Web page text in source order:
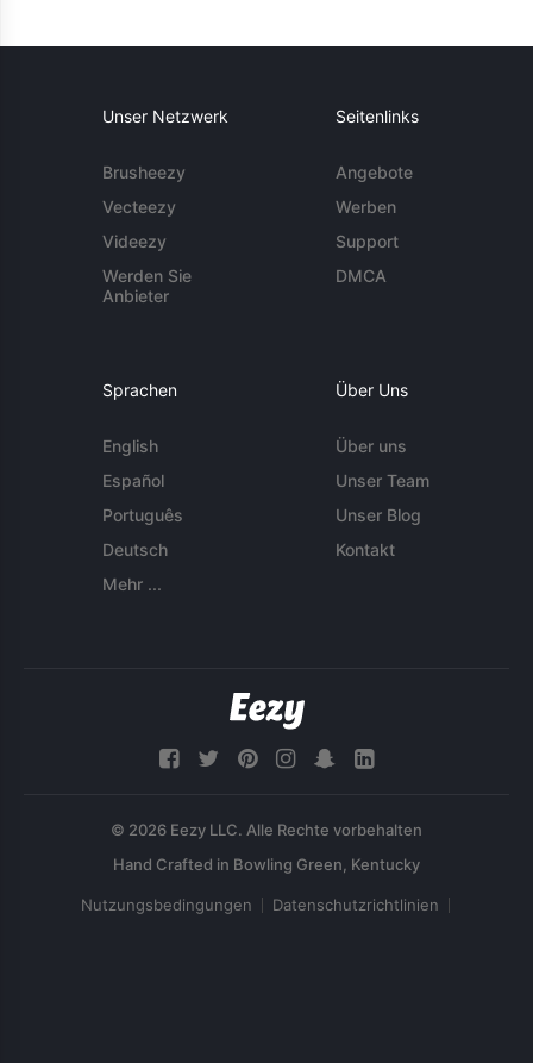
Unser Netzwerk
Brusheezy
Vecteezy
Videezy
Werden Sie
Anbieter
Seitenlinks
Angebote
Werben
Support
DMCA
Sprachen
English
Español
Português
Deutsch
Mehr ...
Über Uns
Über uns
Unser Team
Unser Blog
Kontakt
© 2026 Eezy LLC. Alle Rechte vorbehalten
Nutzungsbedingungen Datenschutzrichtlinien